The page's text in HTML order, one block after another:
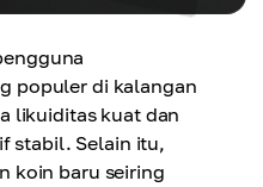
populer di kalangan
likuiditas kuat dan
stabil. Selain itu,
koin baru seiring